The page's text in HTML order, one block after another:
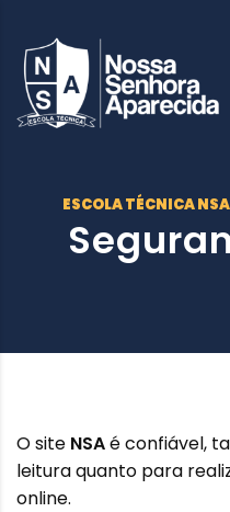
ESCOLA TÉCNICA NSA
O site NSAé confiável,
leitura quanto para
online.